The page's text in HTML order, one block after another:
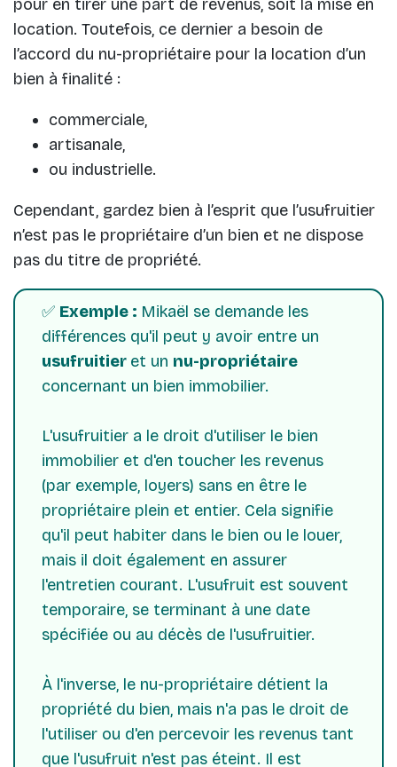
pour en tirer une part de revenus, soit la mise en
location. Toutefois, ce dernier a besoin de
l’accord du nu-propriétaire pour la location d’un
bien à finalité :
commerciale,
artisanale,
ou industrielle.
Cependant, gardez bien à l’esprit que l’usufruitier
n’est pas le propriétaire d’un bien et ne dispose
pas du titre de propriété.
✅ Exemple : Mikaël se demande les
différences qu'il peut y avoir entre un
usufruitier et un nu-propriétaire
concernant un bien immobilier.
L'usufruitier a le droit d'utiliser le bien
immobilier et d'en toucher les revenus
(par exemple, loyers) sans en être le
propriétaire plein et entier. Cela signifie
qu'il peut habiter dans le bien ou le louer,
mais il doit également en assurer
l'entretien courant. L'usufruit est souvent
temporaire, se terminant à une date
spécifiée ou au décès de l'usufruitier.
À l'inverse, le nu-propriétaire détient la
propriété du bien, mais n'a pas le droit de
l'utiliser ou d'en percevoir les revenus tant
que l'usufruit n'est pas éteint. Il est